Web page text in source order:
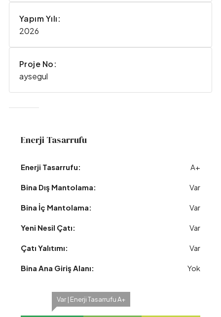
Yapım Yılı:
2026
Proje No:
aysegul
Enerji Tasarrufu
Enerji Tasarrufu: A+
Bina Dış Mantolama: Var
Bina İç Mantolama: Var
Yeni Nesil Çatı: Var
Çatı Yalıtımı: Var
Bina Ana Giriş Alanı: Yok
Var | Enerji Tasarrufu A+